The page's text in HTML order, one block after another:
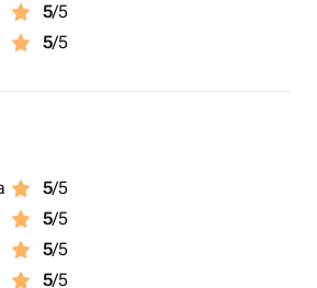
5/5
5/5
5/5
5/5
5/5
5/5